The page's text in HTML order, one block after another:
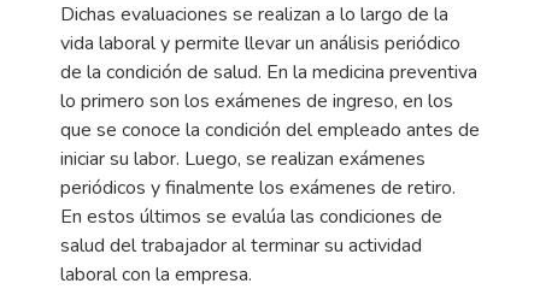
Dichas evaluaciones se realizan a lo largo de la
vida laboral y permite llevar un análisis periódico
de la condición de salud. En la medicina preventiva
lo primero son los exámenes de ingreso, en los
que se conoce la condición del empleado antes de
iniciar su labor. Luego, se realizan exámenes
periódicos y finalmente los exámenes de retiro.
En estos últimos se evalúa las condiciones de
salud del trabajador al terminar su actividad
laboral con la empresa.